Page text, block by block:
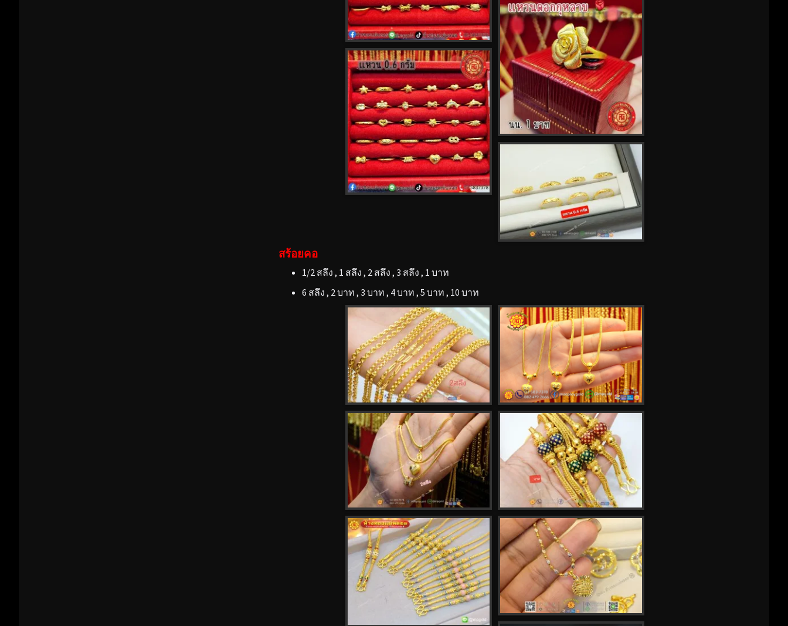
สร้อยคอ
1/2 สลึง , 1 สลึง , 2 สลึง , 3 สลึง , 1 บาท
6 สลึง , 2 บาท , 3 บาท , 4 บาท , 5 บาท , 10 บาท